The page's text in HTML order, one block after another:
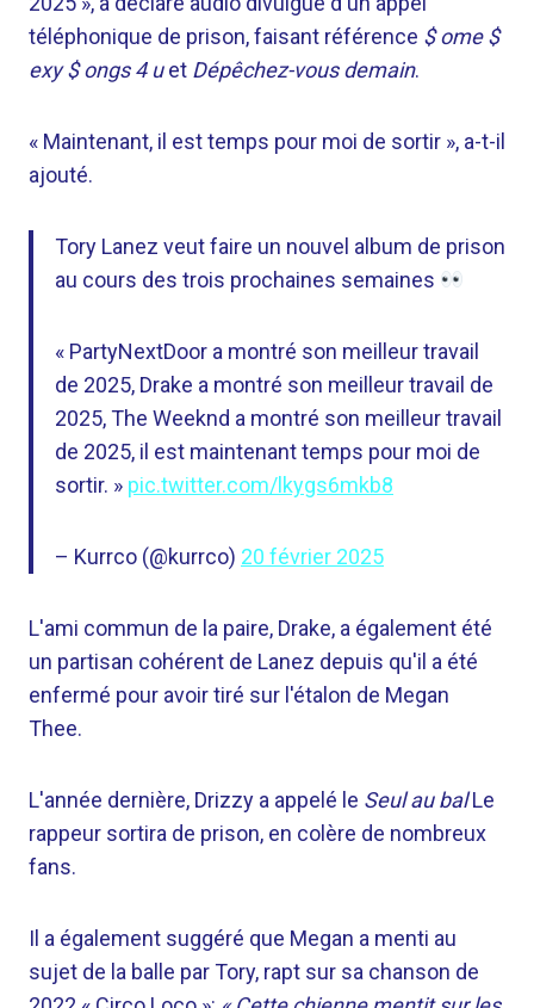
téléphonique de prison, faisant référence $ ome $
exy $ ongs 4 uet Dépêchez-vous demain.
« Maintenant, il est temps pour moi de sortir », a-t-il
ajouté.
Tory Lanez veut faire un nouvel album de prison
au cours des trois prochaines semaines
« PartyNextDoor a montré son meilleur travail
de 2025, Drake a montré son meilleur travail de
2025, The Weeknd a montré son meilleur travail
de 2025, il est maintenant temps pour moi de
sortir. » pic.twitter.com/lkygs6mkb8
– Kurrco (@kurrco) 20 février 2025
L'ami commun de la paire, Drake, a également été
un partisan cohérent de Lanez depuis qu'il a été
enfermé pour avoir tiré sur l'étalon de Megan
Thee.
L'année dernière, Drizzy a appelé le Seul au balLe
rappeur sortira de prison, en colère de nombreux
fans.
Il a également suggéré que Megan a menti au
sujet de la balle par Tory, rapt sur sa chanson de